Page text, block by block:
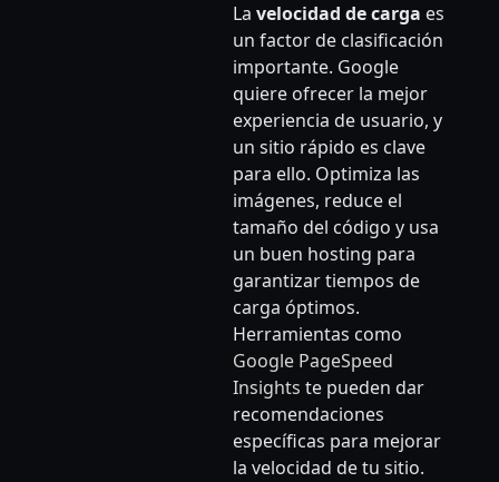
La velocidad de carga es
un factor de clasificación
importante. Google
quiere ofrecer la mejor
experiencia de usuario, y
un sitio rápido es clave
para ello. Optimiza las
imágenes, reduce el
tamaño del código y usa
un buen hosting para
garantizar tiempos de
carga óptimos.
Herramientas como
Google PageSpeed
Insights te pueden dar
recomendaciones
específicas para mejorar
la velocidad de tu sitio.